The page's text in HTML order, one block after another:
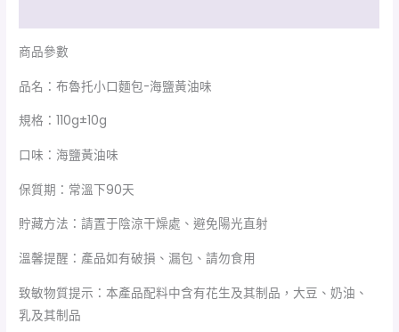
商品參數
品名：布魯托小口麵包-海鹽黃油味
規格：110g±10g
口味：海鹽黃油味
保質期：常溫下90天
貯藏方法：請置于陰涼干燥處、避免陽光直射
溫馨提醒：產品如有破損、漏包、請勿食用
致敏物質提示：本產品配料中含有花生及其制品，大豆、奶油、
乳及其制品